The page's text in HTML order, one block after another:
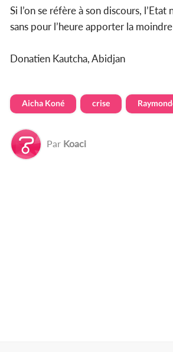
Si l’on se réfère à son discours,
sans pour l’heure apporter la
Donatien Kautcha, Abidjan
Aicha Koné crise
Par Koaci